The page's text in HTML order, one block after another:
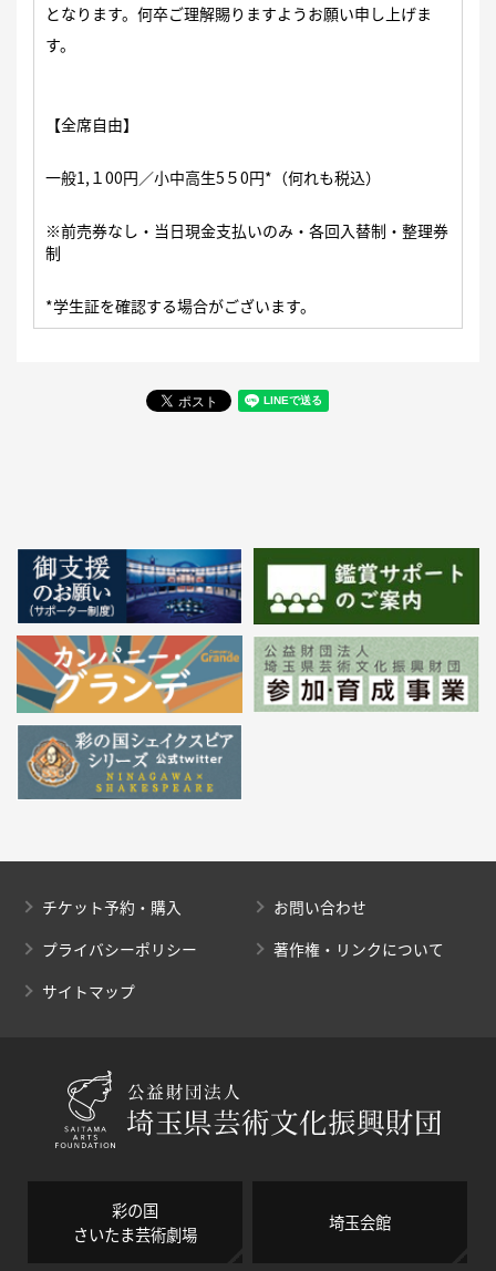
となります。何卒ご理解賜りますようお願い申し上げま
す。
【全席自由】
一般1,１00円／小中高生5５0円*（何れも税込）
※前売券なし・当日現金支払いのみ・各回入替制・整理券
制
*学生証を確認する場合がございます。
チケット予約・購入
お問い合わせ
プライバシーポリシー
著作権・リンクについて
サイトマップ
彩の国
さいたま芸術劇場
埼玉会館